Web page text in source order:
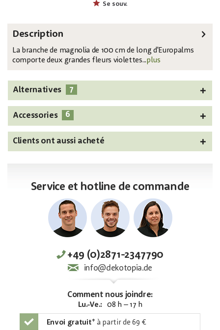
Se souv.
Description
La branche de magnolia de 100 cm de long d'Europalms
comporte deux grandes fleurs violettes...plus
Alternatives 7
Accessories 6
Clients ont aussi acheté
Service et hotline de commande
+49 (0)2871-2347790
info@dekotopia.de
Comment nous joindre:
Lu.-Ve.: 08 h – 17 h
Envoi gratuit* à partir de 69 €